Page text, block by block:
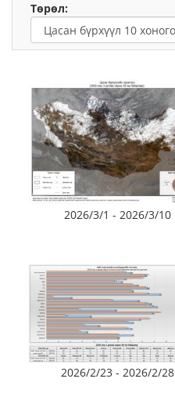
Төрөл:
2026/3/1 - 2026/3/10
2026/2/23 - 2026/2/28